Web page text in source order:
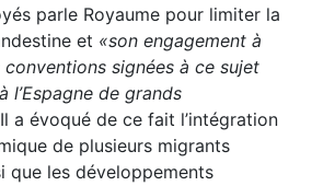
parle Royaume pour limiter la
et «son engagement à
signées à ce sujet
l’Espagne de grands
Il a évoqué de ce fait l’intégration
de plusieurs migrants
que les développements